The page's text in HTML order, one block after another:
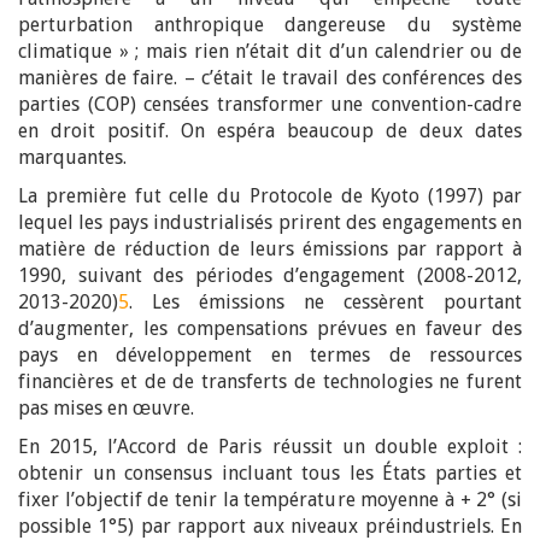
perturbation anthropique dangereuse du système
climatique » ; mais rien n’était dit d’un calendrier ou de
manières de faire. – c’était le travail des conférences des
parties (COP) censées transformer une convention-cadre
en droit positif. On espéra beaucoup de deux dates
marquantes.
La première fut celle du Protocole de Kyoto (1997) par
lequel les pays industrialisés prirent des engagements en
matière de réduction de leurs émissions par rapport à
1990, suivant des périodes d’engagement (2008-2012,
2013-2020)5. Les émissions ne cessèrent pourtant
d’augmenter, les compensations prévues en faveur des
pays en développement en termes de ressources
financières et de de transferts de technologies ne furent
pas mises en œuvre.
En 2015, l’Accord de Paris réussit un double exploit :
obtenir un consensus incluant tous les États parties et
fixer l’objectif de tenir la température moyenne à + 2° (si
possible 1°5) par rapport aux niveaux préindustriels. En